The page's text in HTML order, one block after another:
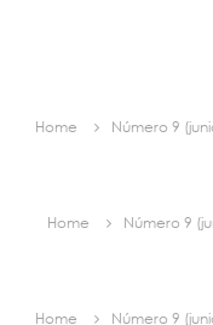
Home Número 9
Home Número 9
Home Número 9